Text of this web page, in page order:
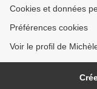
Cookies et données
Préférences cookies
Voir le profil de